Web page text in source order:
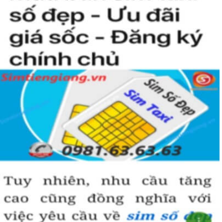
Sim ngũ quý 5 được nhiều người quan tâm vì con số 5 được
coi là số của Phúc, của Vàng, của Vua nên được nhiều người
yêu thích và chọn lựa.
Vì vậy
sim số đẹpđuôi 55555thể hiện được ước vọng về sự
hoà hợp, bình an, sinh sôi, làm việc gì cũng thuận lợi và tiến
đến vị trí cao nhất. Số 5 là con số của đời người, thể hiện sự
bình yên, hạnh phúc.
+ Khi nhìn vào số
sim ngũ quý 5
của bạn, người ta sẽ biết được bạn
là người cẩn thận, là người có địa vị và thành công trong cuộc
sống.
+ Khi sử dụng
sim số đẹp đuôi 55555để kinh doanh, làm ăn sẽ tạo
dựng được niềm tin, sự tin tưởng với đối tác,…
+ Sử dụngsim ngũ quý 5cũng giúp bạn tự tin hơn trong cuộc
sống, với các mối quan hệ xã hội khác.
Những phân tích chuyên sâu về ý nghĩa của dòng
sim ngũ
quý 5 xét theo nhiều khía cạch, đã đủ trả lời cho câu hỏi “Lý
do nên sở hữu sim ngũ quý 5 này
, Có thể khẳng định, đây là
dòng sim số đẹp được khuyên dùng cho giới làm ăn, kinh
doanh, dân công chức, văn phòng thậm chí là các doanh